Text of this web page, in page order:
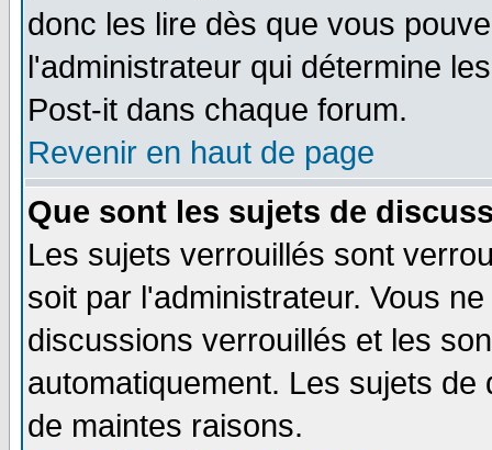
donc les lire dès que vous
l'administrateur qui détermine
Post-it dans chaque forum.
Revenir en haut de page
Que sont les sujets de
Les sujets verrouillés sont
soit par l'administrateur. Vous
discussions verrouillés et les
automatiquement. Les sujets
de maintes raisons.